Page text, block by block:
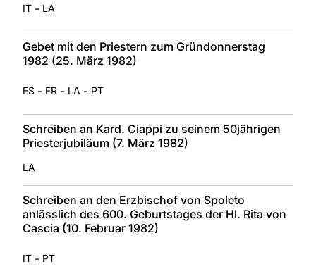
IT - LA
Gebet mit den Priestern zum Gründonnerstag
1982 (25. März 1982)
ES - FR - LA - PT
Schreiben an Kard. Ciappi zu seinem 50jährigen
Priesterjubiläum (7. März 1982)
LA
Schreiben an den Erzbischof von Spoleto
anlässlich des 600. Geburtstages der Hl. Rita von
Cascia (10. Februar 1982)
IT - PT